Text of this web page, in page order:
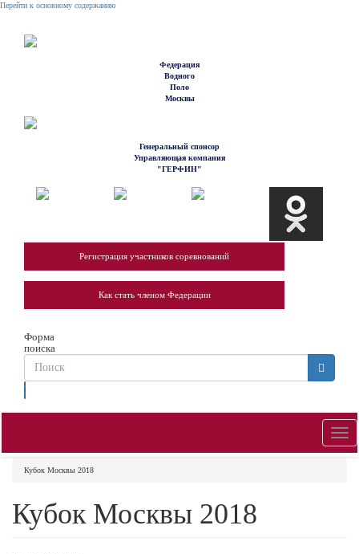
Перейти к основному содержанию
Федерация
Водного
Поло
Москвы
Генеральный спонсор
Управляющая компания
"ГЕРФИН"
Регистрация участников соревнований
Как стать членом Федерации
Форма
поиска
Поиск
Кубок Москвы 2018
Кубок Москвы 2018